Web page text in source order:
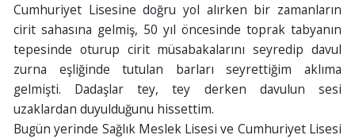
Cumhuriyet Lisesine doğru yol alırken bir zamanların
cirit sahasına gelmiş, 50 yıl öncesinde toprak tabyanın
tepesinde oturup cirit müsabakalarını seyredip davul
zurna eşliğinde tutulan barları seyrettiğim aklıma
gelmişti. Dadaşlar tey, tey derken davulun sesi
uzaklardan duyulduğunu hissettim.
Bugün yerinde Sağlık Meslek Lisesi ve Cumhuriyet Lisesi